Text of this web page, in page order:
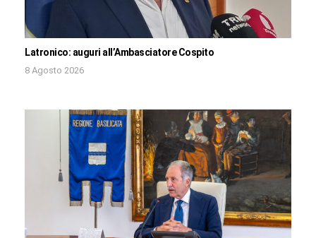
Latronico: auguri all’Ambasciatore Cospito
8 Agosto 2026